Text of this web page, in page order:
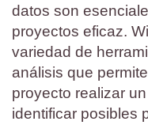
datos son
proyectos eficaz.
variedad de
análisis que
proyecto realizar
identificar posibles